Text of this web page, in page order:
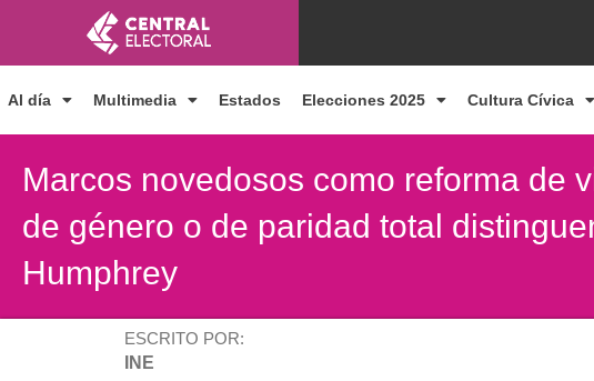
contenido
Al día Multimedia Estados Elecciones 2025 Cultura Cívica
Marcos novedosos como reforma de
de género o de paridad total
Humphrey
ESCRITO POR:
INE